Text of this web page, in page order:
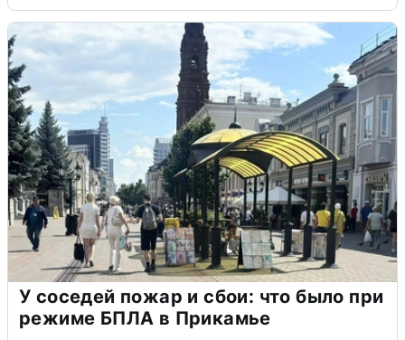
У соседей пожар и сбои: что было при
режиме БПЛА в Прикамье